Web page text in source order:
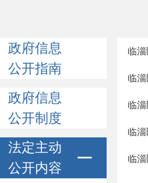
政府信息
公开指南
政府信息
公开制度
法定主动
公开内容
临
临
临
临
临